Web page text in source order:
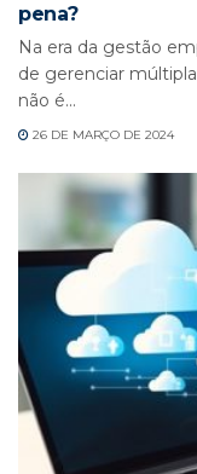
pena?
Na era da gestão
de gerenciar
não é...
26 DE MARÇO DE 2024